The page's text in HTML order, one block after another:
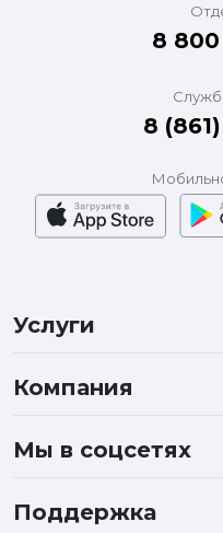
Услуги
Компания
Мы в соцсетях
Поддержка
8 800
8